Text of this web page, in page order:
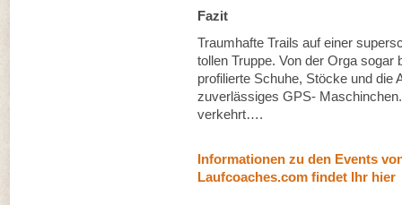
Fazit
Traumhafte Trails auf einer
tollen Truppe. Von der Orga
profilierte Schuhe, Stöcke und die
zuverlässiges GPS-
verkehrt….
Informationen zu den Events
Laufcoaches.com findet Ihr hier